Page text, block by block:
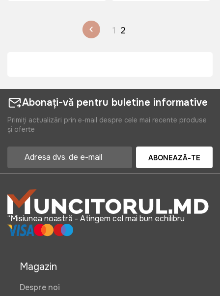
1 2
Abonați-vă pentru buletine informative
Primiți actualizări prin e-mail despre cele mai recente produse
și oferte
ABONEAZĂ-TE
“Misiunea noastră - Atingem cel mai bun echilibru
Magazin
Despre noi